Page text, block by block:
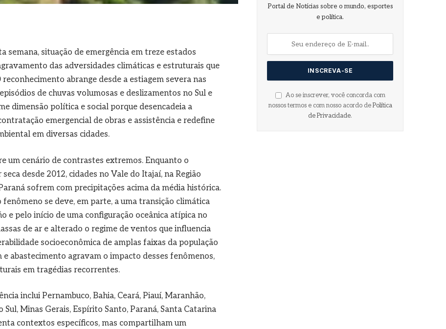
semana, situação de emergência em treze estados
das adversidades climáticas e estruturais que
abrange desde a estiagem severa nas
de chuvas volumosas e deslizamentos no Sul e
dimensão política e social porque desencadeia a
emergencial de obras e assistência e redefine
em diversas cidades.
um cenário de contrastes extremos. Enquanto o
desde 2012, cidades no Vale do Itajaí, na Região
sofrem com precipitações acima da média histórica.
se deve, em parte, a uma transição climática
e pelo início de uma configuração oceânica atípica no
de ar e alterado o regime de ventos que influencia
socioeconômica de amplas faixas da população
abastecimento agravam o impacto desses fenômenos,
em tragédias recorrentes.
inclui Pernambuco, Bahia, Ceará, Piauí, Maranhão,
Minas Gerais, Espírito Santo, Paraná, Santa Catarina
contextos específicos, mas compartilham um
Portal de Notícias sobre o mundo, esportes
e política.
Ao se inscrever, você concorda com
nossos termos e com nosso acordo de Política
de Privacidade.